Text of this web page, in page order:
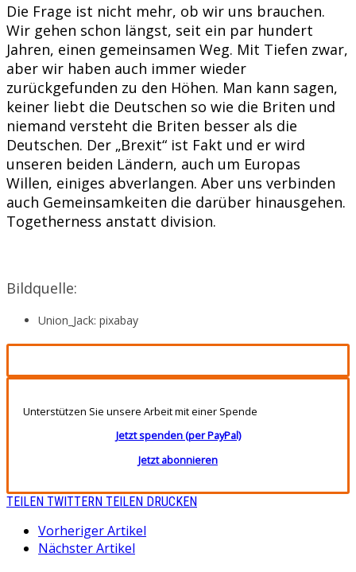
Die Frage ist nicht mehr, ob wir uns brauchen.
Wir gehen schon längst, seit ein par hundert
Jahren, einen gemeinsamen Weg. Mit Tiefen zwar,
aber wir haben auch immer wieder
zurückgefunden zu den Höhen. Man kann sagen,
keiner liebt die Deutschen so wie die Briten und
niemand versteht die Briten besser als die
Deutschen. Der „Brexit“ ist Fakt und er wird
unseren beiden Ländern, auch um Europas
Willen, einiges abverlangen. Aber uns verbinden
auch Gemeinsamkeiten die darüber hinausgehen.
Togetherness anstatt division.
Bildquelle:
Union_Jack: pixabay
Unterstützen Sie unsere Arbeit mit einer Spende
Jetzt spenden (per PayPal)
Jetzt abonnieren
TEILEN TWITTERN TEILEN DRUCKEN
Vorheriger Artikel
Nächster Artikel